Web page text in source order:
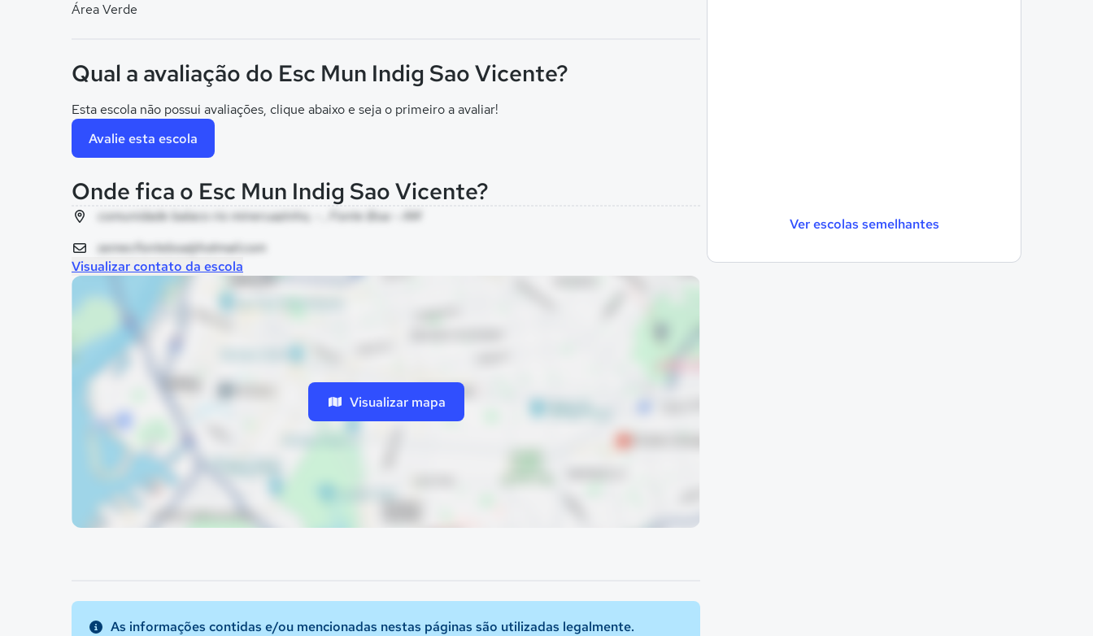
Ver escolas semelhantes
Área Verde
Qual a avaliação do Esc Mun Indig Sao Vicente?
Esta escola não possui avaliações, clique abaixo e seja o primeiro a avaliar!
Avalie esta escola
Onde fica o Esc Mun Indig Sao Vicente?
comunidade balaco rio mineruazinho, - , Fonte Boa - AM
semecfonteboa@hotmail.com
Visualizar contato da escola
Visualizar mapa
As informações contidas e/ou mencionadas nestas páginas são utilizadas legalmente.